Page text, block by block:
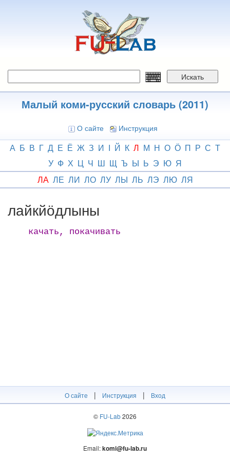
Искать
Малый коми-русский словарь (2011)
О сайте Инструкция
А Б В Г Д Е Ё Ж З И І Й К Л М Н О Ӧ П Р С Т
У Ф Х Ц Ч Ш Щ Ъ Ы Ь Э Ю Я
ЛА ЛЕ ЛИ ЛО ЛУ ЛЫ ЛЬ ЛЭ ЛЮ ЛЯ
лайкйӧдлыны
качать, покачивать
О сайте | Инструкция | Вход
© FU-Lab2026
Email:komi@fu-lab.ru